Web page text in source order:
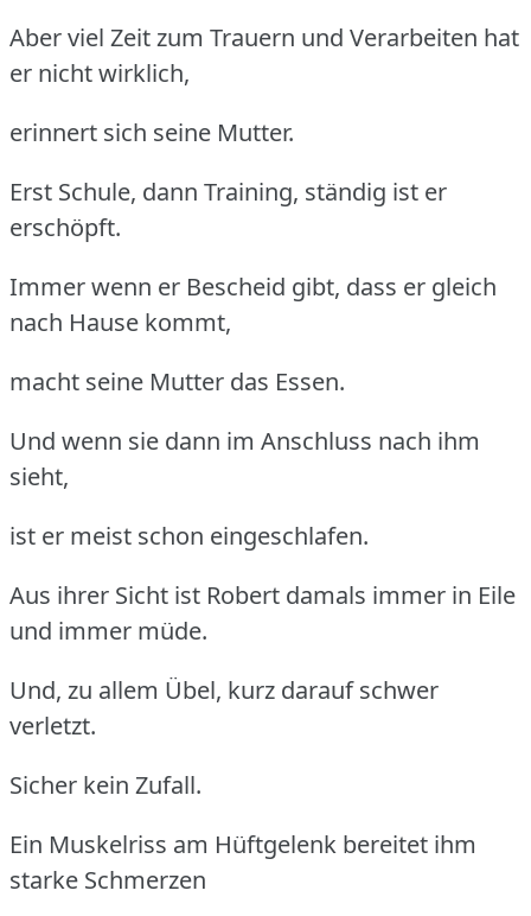
Aber viel Zeit zum Trauern und Verarbeiten hat
er nicht wirklich,
erinnert sich seine Mutter.
Erst Schule, dann Training, ständig ist er
erschöpft.
Immer wenn er Bescheid gibt, dass er gleich
nach Hause kommt,
macht seine Mutter das Essen.
Und wenn sie dann im Anschluss nach ihm
sieht,
ist er meist schon eingeschlafen.
Aus ihrer Sicht ist Robert damals immer in Eile
und immer müde.
Und, zu allem Übel, kurz darauf schwer
verletzt.
Sicher kein Zufall.
Ein Muskelriss am Hüftgelenk bereitet ihm
starke Schmerzen